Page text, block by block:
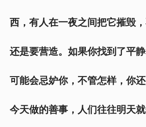
西，有人在一夜之间把它摧毁
还是要营造。如果你找到了平
可能会忌妒你，不管怎样，你
今天做的善事，人们往往明天